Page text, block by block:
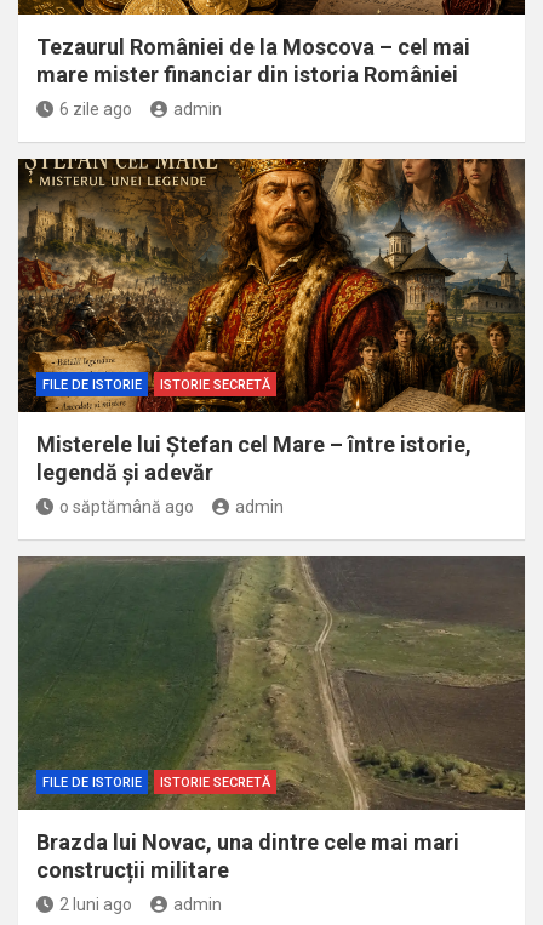
Tezaurul României de la Moscova – cel mai
mare mister financiar din istoria României
6 zile ago admin
FILE DE ISTORIE ISTORIE SECRETĂ
Misterele lui Ștefan cel Mare – între istorie,
legendă și adevăr
o săptămână ago admin
FILE DE ISTORIE ISTORIE SECRETĂ
Brazda lui Novac, una dintre cele mai mari
construcții militare
2 luni ago admin